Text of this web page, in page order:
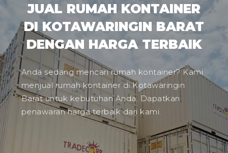
JUAL RUMAH KONTAINER
DI KOTAWARINGIN BARAT
DENGAN HARGA TERBAIK
Anda sedang mencari rumah kontainer? Kami
menjual rumah kontainer di Kotawaringin
Barat untuk kebutuhan Anda. Dapatkan
penawaran harga terbaik dari kami.